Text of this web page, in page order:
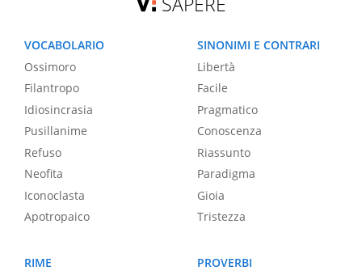
VOCABOLARIO
Ossimoro
Filantropo
Idiosincrasia
Pusillanime
Refuso
Neofita
Iconoclasta
Apotropaico
SINONIMI E CONTRARI
Libertà
Facile
Pragmatico
Conoscenza
Riassunto
Paradigma
Gioia
Tristezza
RIME
PROVERBI